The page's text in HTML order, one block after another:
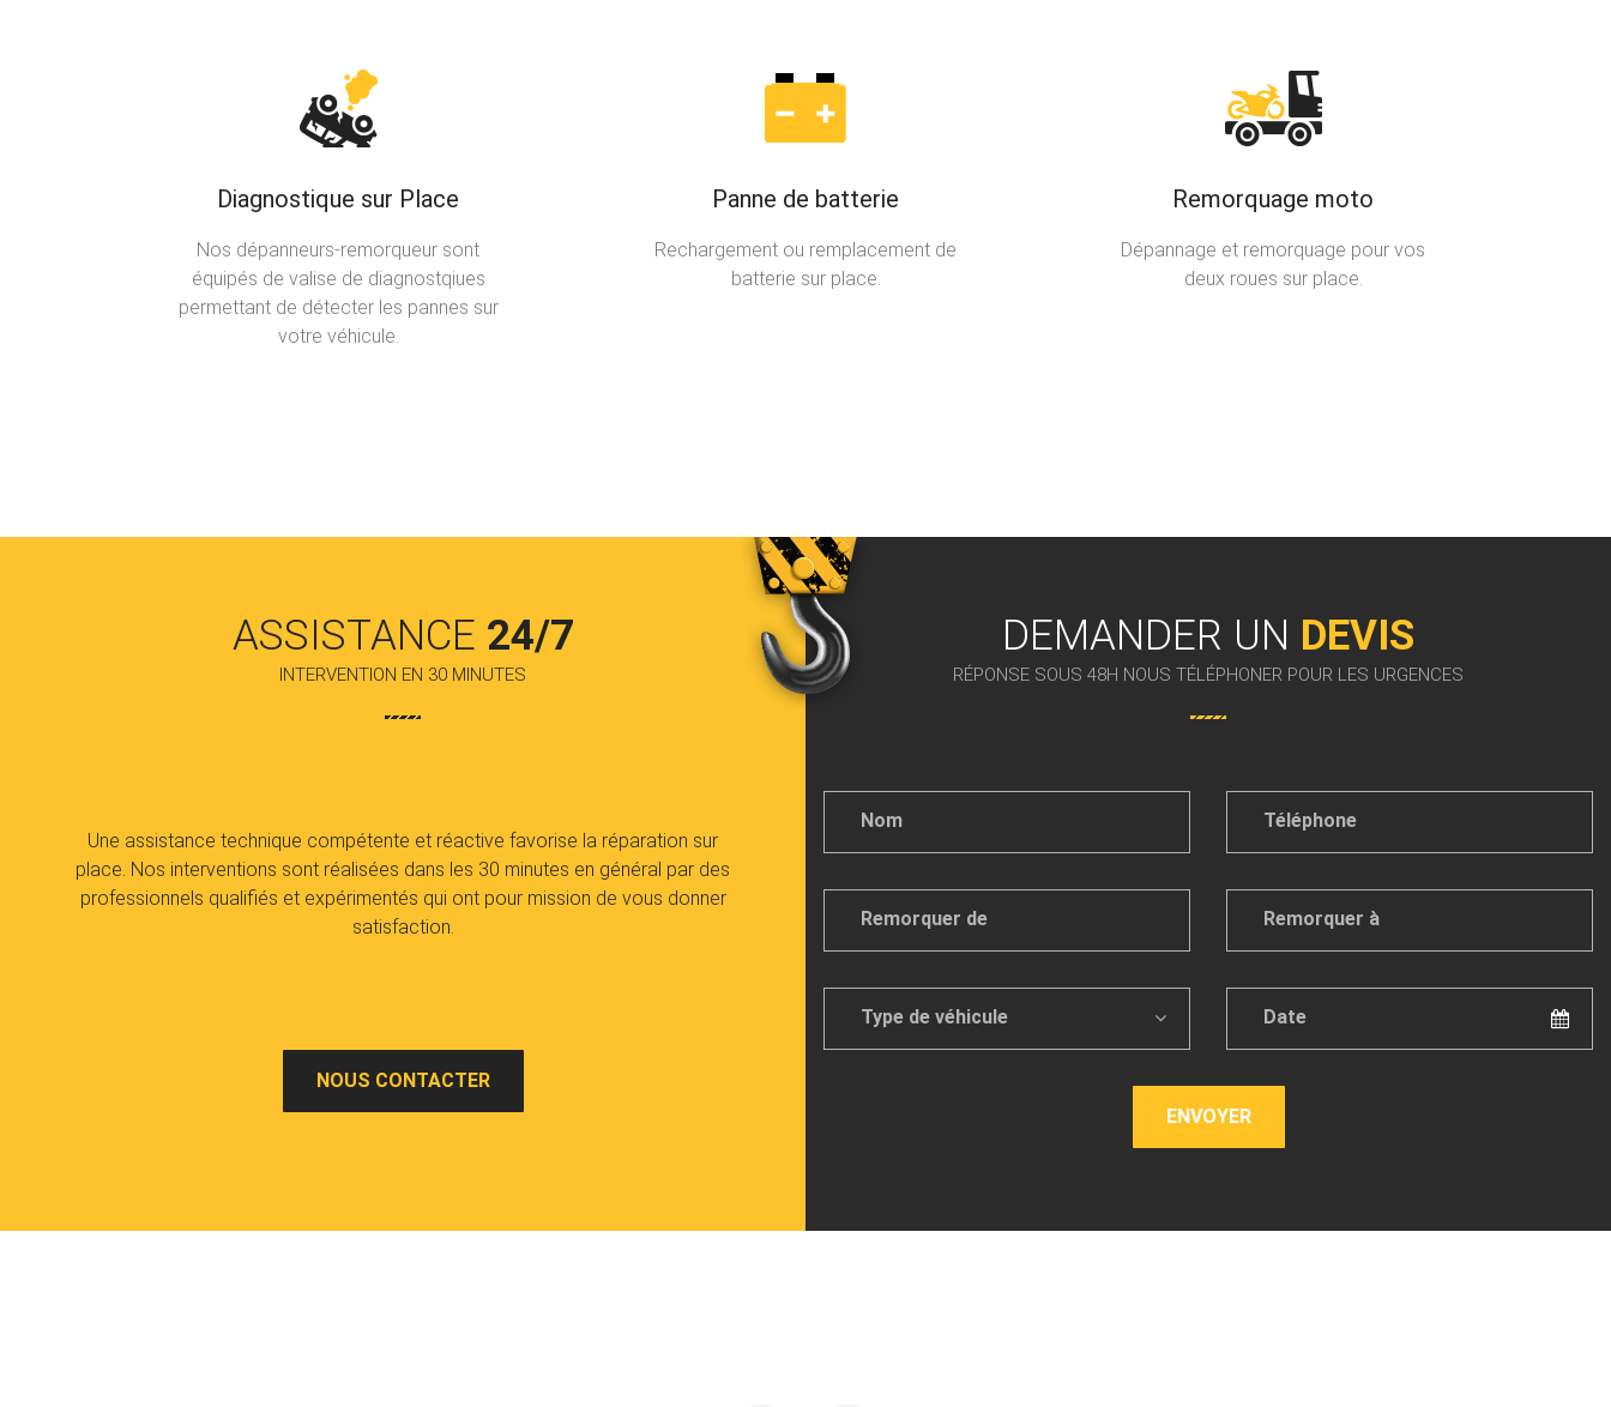
Diagnostique sur Place
Nos dépanneurs-remorqueur sont
équipés de valise de diagnostqiues
permettant de détecter les pannes sur
votre véhicule.
Panne de batterie
Rechargement ou remplacement de
batterie sur place.
Remorquage moto
Dépannage et remorquage pour vos
deux roues sur place.
ASSISTANCE 24/7
INTERVENTION EN 30 MINUTES
Une assistance technique compétente et réactive favorise la réparation sur
place. Nos interventions sont réalisées dans les 30 minutes en général par des
professionnels qualifiés et expérimentés qui ont pour mission de vous donner
satisfaction.
NOUS CONTACTER
DEMANDER UN DEVIS
RÉPONSE SOUS 48H NOUS TÉLÉPHONER POUR LES URGENCES
*
de
véhicule
ENVOYER